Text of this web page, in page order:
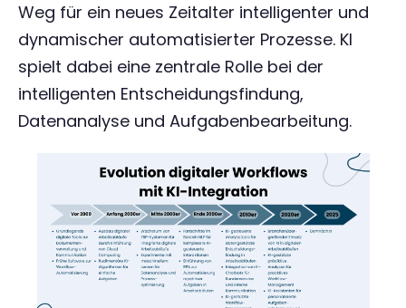
Weg für ein neues Zeitalter intelligenter und
dynamischer automatisierter Prozesse. KI
spielt dabei eine zentrale Rolle bei der
intelligenten Entscheidungsfindung,
Datenanalyse und Aufgabenbearbeitung.